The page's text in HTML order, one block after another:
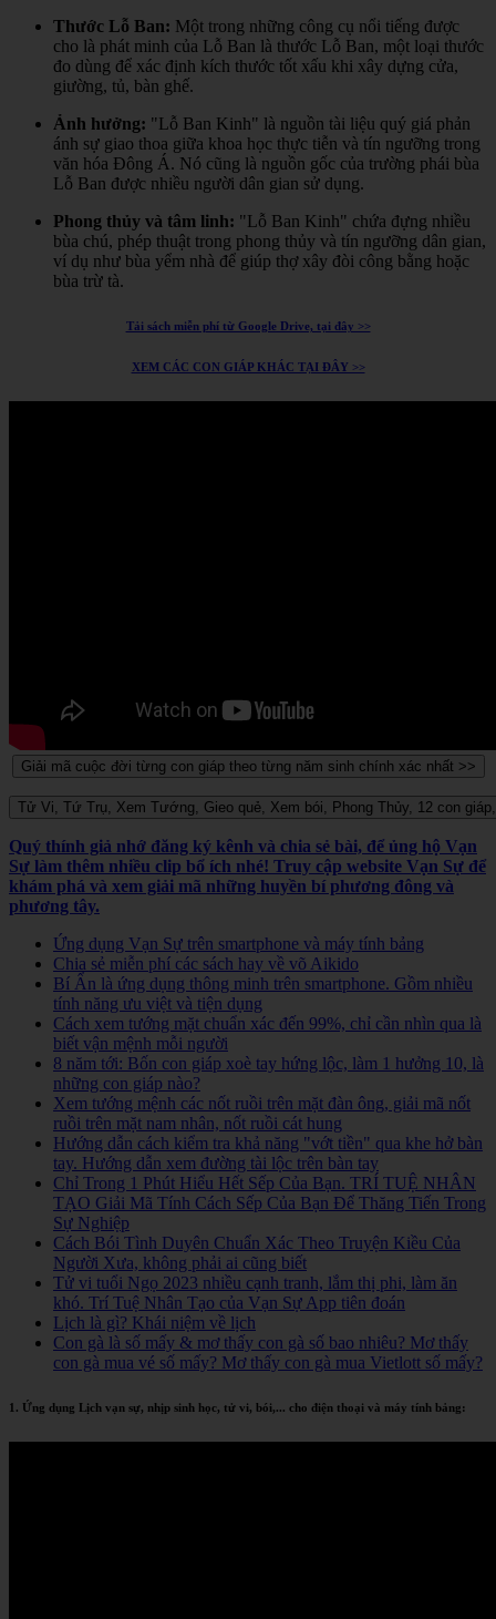
Thước Lỗ Ban: Một trong những công cụ nổi tiếng được
cho là phát minh của Lỗ Ban là thước Lỗ Ban, một loại thước
đo dùng để xác định kích thước tốt xấu khi xây dựng cửa,
giường, tủ, bàn ghế.
Ảnh hưởng: "Lỗ Ban Kinh" là nguồn tài liệu quý giá phản
ánh sự giao thoa giữa khoa học thực tiễn và tín ngưỡng trong
văn hóa Đông Á. Nó cũng là nguồn gốc của trường phái bùa
Lỗ Ban được nhiều người dân gian sử dụng.
Phong thủy và tâm linh: "Lỗ Ban Kinh" chứa đựng nhiều
bùa chú, phép thuật trong phong thủy và tín ngưỡng dân gian,
ví dụ như bùa yểm nhà để giúp thợ xây đòi công bằng hoặc
bùa trừ tà.
Tải sách miễn phí từ Google Drive, tại đây >>
XEM CÁC CON GIÁP KHÁC TẠI ĐÂY >>
Quý thính giả nhớ đăng ký kênh và chia sẻ bài, để ủng hộ Vạn
Sự làm thêm nhiều clip bổ ích nhé! Truy cập website Vạn Sự để
khám phá và xem giải mã những huyền bí phương đông và
phương tây.
Ứng dụng Vạn Sự trên smartphone và máy tính bảng
Chia sẻ miễn phí các sách hay về võ Aikido
Bí Ẩn là ứng dụng thông minh trên smartphone. Gồm nhiều
tính năng ưu việt và tiện dụng
Cách xem tướng mặt chuẩn xác đến 99%, chỉ cần nhìn qua là
biết vận mệnh mỗi người
8 năm tới: Bốn con giáp xoè tay hứng lộc, làm 1 hưởng 10, là
những con giáp nào?
Xem tướng mệnh các nốt ruồi trên mặt đàn ông, giải mã nốt
ruồi trên mặt nam nhân, nốt ruồi cát hung
Hướng dẫn cách kiểm tra khả năng "vớt tiền" qua khe hở bàn
tay. Hướng dẫn xem đường tài lộc trên bàn tay
Chỉ Trong 1 Phút Hiểu Hết Sếp Của Bạn. TRÍ TUỆ NHÂN
TẠO Giải Mã Tính Cách Sếp Của Bạn Để Thăng Tiến Trong
Sự Nghiệp
Cách Bói Tình Duyên Chuẩn Xác Theo Truyện Kiều Của
Người Xưa, không phải ai cũng biết
Tử vi tuổi Ngọ 2023 nhiều cạnh tranh, lắm thị phi, làm ăn
khó. Trí Tuệ Nhân Tạo của Vạn Sự App tiên đoán
Lịch là gì? Khái niệm về lịch
Con gà là số mấy & mơ thấy con gà số bao nhiêu? Mơ thấy
con gà mua vé số mấy? Mơ thấy con gà mua Vietlott số mấy?
1. Ứng dụng Lịch vạn sự, nhịp sinh học, tử vi, bói,... cho điện thoại và máy tính bảng: